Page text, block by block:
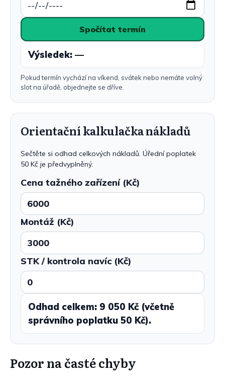
Spočítat termín
Výsledek: —
Pokud termín vychází na víkend, svátek nebo nemáte volný
slot na úřadě, objednejte se dříve.
Orientační kalkulačka nákladů
Sečtěte si odhad celkových nákladů. Úřední poplatek
50 Kč je předvyplněný.
Cena tažného zařízení (Kč)
Montáž (Kč)
STK / kontrola navíc (Kč)
Odhad celkem: 9 050 Kč (včetně
správního poplatku 50 Kč).
Pozor na časté chyby